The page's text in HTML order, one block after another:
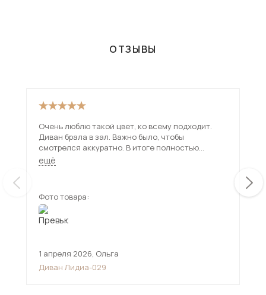
ОТЗЫВЫ
Очень люблю такой цвет, ко всему подходит.
Диван брала в зал. Важно было, чтобы
смотрелся аккуратно. В итоге полностью
подошел, выглядит современно и не громоздко.
Велюровая обивка понравилась, ткань
ещё
Фото товара:
1 апреля 2026, Ольга
Диван Лидиа-029